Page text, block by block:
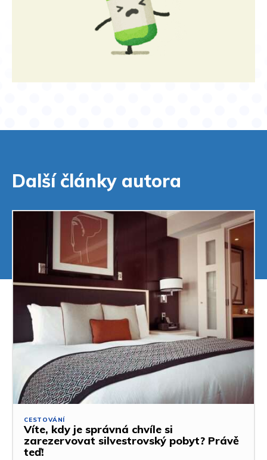
Další články autora
CESTOVÁNÍ
Víte, kdy je správná chvíle si
zarezervovat silvestrovský pobyt? Právě
teď!